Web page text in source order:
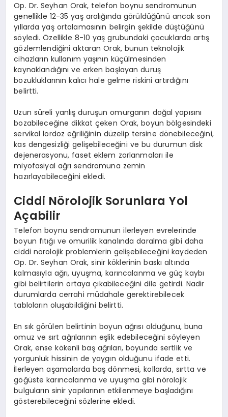
Op. Dr. Seyhan Orak, telefon boynu sendromunun
genellikle 12-35 yaş aralığında görüldüğünü ancak son
yıllarda yaş ortalamasının belirgin şekilde düştüğünü
söyledi. Özellikle 8-10 yaş grubundaki çocuklarda artış
gözlemlendiğini aktaran Orak, bunun teknolojik
cihazların kullanım yaşının küçülmesinden
kaynaklandığını ve erken başlayan duruş
bozukluklarının kalıcı hale gelme riskini artırdığını
belirtti.
Uzun süreli yanlış duruşun omurganın doğal yapısını
bozabileceğine dikkat çeken Orak, boyun bölgesindeki
servikal lordoz eğriliğinin düzelip tersine dönebileceğini,
kas dengesizliği gelişebileceğini ve bu durumun disk
dejenerasyonu, faset eklem zorlanmaları ile
miyofasiyal ağrı sendromuna zemin
hazırlayabileceğini ekledi.
Ciddi Nörolojik Sorunlara Yol
Açabilir
Telefon boynu sendromunun ilerleyen evrelerinde
boyun fıtığı ve omurilik kanalında daralma gibi daha
ciddi nörolojik problemlerin gelişebileceğini kaydeden
Op. Dr. Seyhan Orak, sinir köklerinin baskı altında
kalmasıyla ağrı, uyuşma, karıncalanma ve güç kaybı
gibi belirtilerin ortaya çıkabileceğini dile getirdi. Nadir
durumlarda cerrahi müdahale gerektirebilecek
tabloların oluşabildiğini belirtti.
En sık görülen belirtinin boyun ağrısı olduğunu, buna
omuz ve sırt ağrılarının eşlik edebileceğini söyleyen
Orak, ense kökenli baş ağrıları, boyunda sertlik ve
yorgunluk hissinin de yaygın olduğunu ifade etti.
İlerleyen aşamalarda baş dönmesi, kollarda, sırtta ve
göğüste karıncalanma ve uyuşma gibi nörolojik
bulguların sinir yapılarının etkilenmeye başladığını
gösterebileceğini sözlerine ekledi.